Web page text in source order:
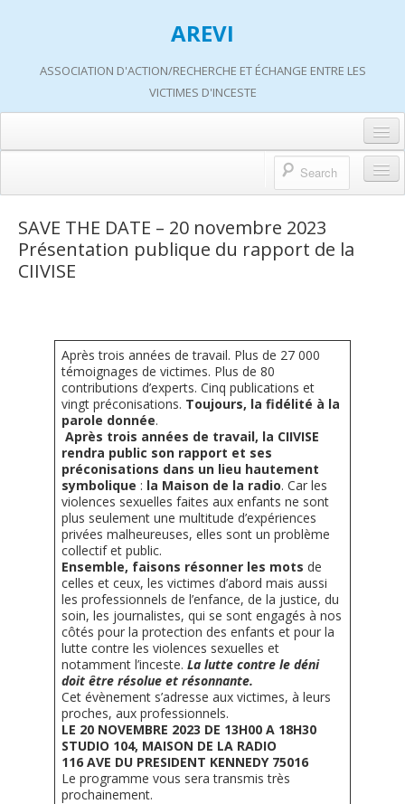
AREVI
ASSOCIATION D'ACTION/RECHERCHE ET ÉCHANGE ENTRE LES
VICTIMES D'INCESTE
A propos d’AREVI
Les groupes de paroles
Les ateliers
Adhérer
Nous soutenir
Nous contacter
Politique de cookies (UE)
A propos d’AREVI
Qui sommes-nous ?
Travaux AREVI
Adhérer
Pour les bénévoles
Nous faire connaître
Dépliant de présentation
Les groupes de paroles
Fonctionnement des groupes de parole
Groupes de parole à Paris
Groupes de parole à Rouen
Groupes de parole à Toulouse
Groupes de parole en distanciel/visioconférence
Compte rendu des groupes de paroles
Thèmes abordés lors des groupes de parole
SAVE THE DATE – 20 novembre 2023
Présentation publique du rapport de la
CIIVISE
Après trois années de travail. Plus de 27 000
témoignages de victimes. Plus de 80
contributions d’experts. Cinq publications et
vingt préconisations. Toujours, la fidélité à la
parole donnée.
Après trois années de travail, la CIIVISE
rendra public son rapport et ses
préconisations dans un lieu hautement
symbolique : la Maison de la radio. Car les
violences sexuelles faites aux enfants ne sont
plus seulement une multitude d’expériences
privées malheureuses, elles sont un problème
collectif et public.
Ensemble, faisons résonner les mots de
celles et ceux, les victimes d’abord mais aussi
les professionnels de l’enfance, de la justice, du
soin, les journalistes, qui se sont engagés à nos
côtés pour la protection des enfants et pour la
lutte contre les violences sexuelles et
notamment l’inceste. La lutte contre le déni
doit être résolue et résonnante.
Cet évènement s’adresse aux victimes, à leurs
proches, aux professionnels.
LE 20 NOVEMBRE 2023 DE 13H00 A 18H30
STUDIO 104, MAISON DE LA RADIO
116 AVE DU PRESIDENT KENNEDY 75016
Le programme vous sera transmis très
prochainement.